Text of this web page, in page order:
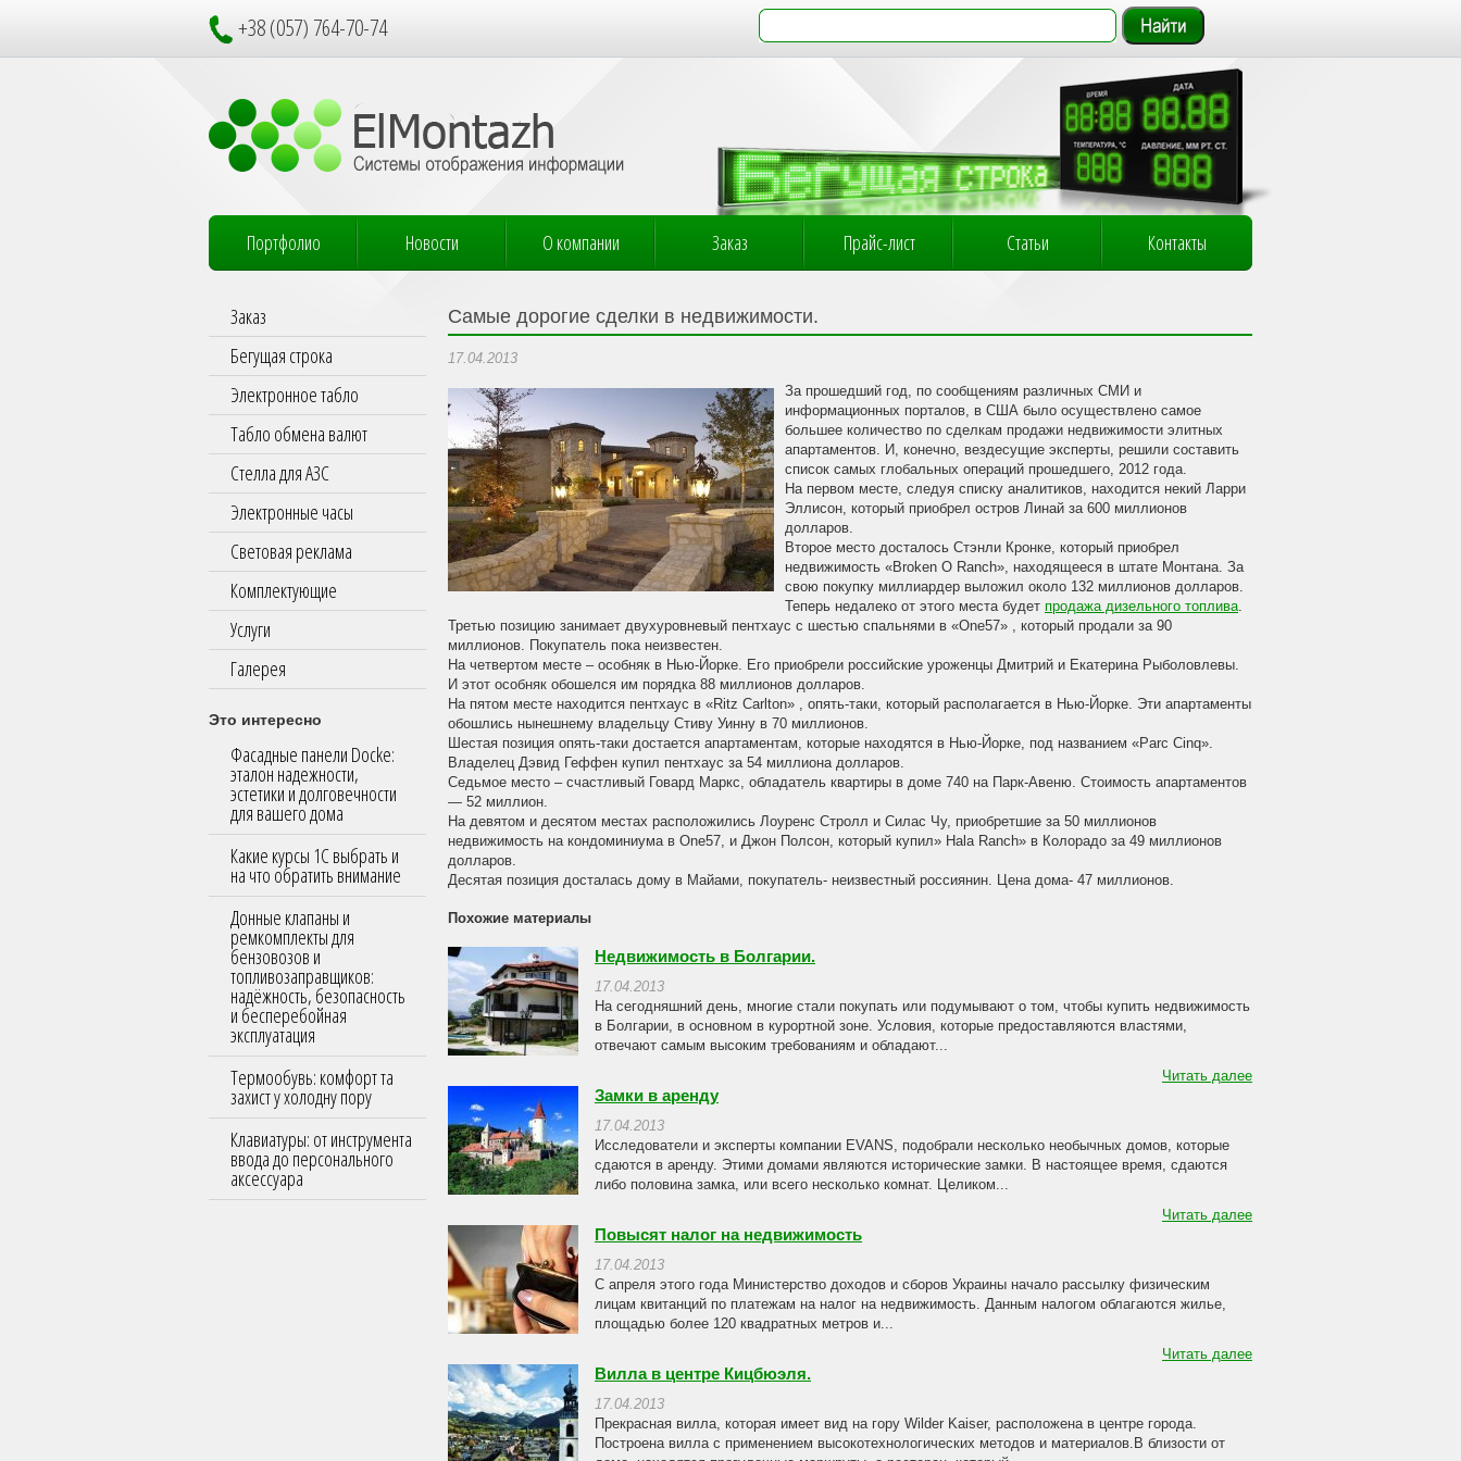
+38 (057) 764-70-74
Портфолио Новости О компании Заказ Прайс-лист Статьи Контакты
Заказ
Бегущая строка
Электронное табло
Табло обмена валют
Стелла для АЗС
Электронные часы
Световая реклама
Комплектующие
Услуги
Галерея
Это интересно
Фасадные панели Docke:
эталон надежности,
эстетики и долговечности
для вашего дома
Какие курсы 1С выбрать и
на что обратить внимание
Донные клапаны и
ремкомплекты для
бензовозов и
топливозаправщиков:
надёжность, безопасность
и бесперебойная
эксплуатация
Термообувь: комфорт та
захист у холодну пору
Клавиатуры: от инструмента
ввода до персонального
аксессуара
Самые дорогие сделки в недвижимости.
17.04.2013
За прошедший год, по сообщениям различных СМИ и
информационных порталов, в США было осуществлено самое
большее количество по сделкам продажи недвижимости элитных
апартаментов. И, конечно, вездесущие эксперты, решили составить
список самых глобальных операций прошедшего, 2012 года.
На первом месте, следуя списку аналитиков, находится некий Ларри
Эллисон, который приобрел остров Линай за 600 миллионов
долларов.
Второе место досталось Стэнли Кронке, который приобрел
недвижимость «Broken O Ranch», находящееся в штате Монтана. За
свою покупку миллиардер выложил около 132 миллионов долларов.
Теперь недалеко от этого места будет продажа дизельного топлива.
Третью позицию занимает двухуровневый пентхаус с шестью спальнями в «One57» , который продали за 90
миллионов. Покупатель пока неизвестен.
На четвертом месте – особняк в Нью-Йорке. Его приобрели российские уроженцы Дмитрий и Екатерина Рыболовлевы.
И этот особняк обошелся им порядка 88 миллионов долларов.
На пятом месте находится пентхаус в «Ritz Carlton» , опять-таки, который располагается в Нью-Йорке. Эти апартаменты
обошлись нынешнему владельцу Стиву Уинну в 70 миллионов.
Шестая позиция опять-таки достается апартаментам, которые находятся в Нью-Йорке, под названием «Parc Cinq».
Владелец Дэвид Геффен купил пентхаус за 54 миллиона долларов.
Седьмое место – счастливый Говард Маркс, обладатель квартиры в доме 740 на Парк-Авеню. Стоимость апартаментов
— 52 миллион.
На девятом и десятом местах расположились Лоуренс Стролл и Силас Чу, приобретшие за 50 миллионов
недвижимость на кондоминиума в One57, и Джон Полсон, который купил» Hala Ranch» в Колорадо за 49 миллионов
долларов.
Десятая позиция досталась дому в Майами, покупатель- неизвестный россиянин. Цена дома- 47 миллионов.
Похожие материалы
Недвижимость в Болгарии.
17.04.2013
На сегодняшний день, многие стали покупать или подумывают о том, чтобы купить недвижимость
в Болгарии, в основном в курортной зоне. Условия, которые предоставляются властями,
отвечают самым высоким требованиям и обладают...
Читать далее
Замки в аренду
17.04.2013
Исследователи и эксперты компании EVANS, подобрали несколько необычных домов, которые
сдаются в аренду. Этими домами являются исторические замки. В настоящее время, сдаются
либо половина замка, или всего несколько комнат. Целиком...
Читать далее
Повысят налог на недвижимость
17.04.2013
С апреля этого года Министерство доходов и сборов Украины начало рассылку физическим
лицам квитанций по платежам на налог на недвижимость. Данным налогом облагаются жилье,
площадью более 120 квадратных метров и...
Читать далее
Вилла в центре Кицбюэля.
17.04.2013
Прекрасная вилла, которая имеет вид на гору Wilder Kaiser, расположена в центре города.
Построена вилла с применением высокотехнологических методов и материалов.В близости от